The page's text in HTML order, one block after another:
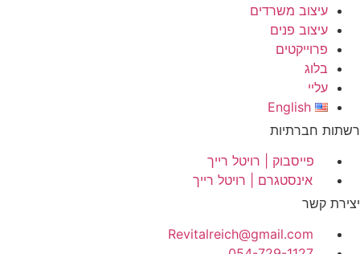
עיצוב משרדים
עיצוב פנים
פרוייקטים
בלוג
עליי
English
רשתות חברתיות
פייסבוק | רויטל רייך
אינסטגרם | רויטל רייך
יצירת קשר
Revitalreich@gmail.com